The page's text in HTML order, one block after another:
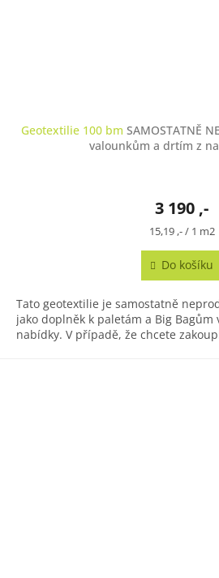
Geotextilie 100 bm SAMOSTATNĚ
valounkům a drtím z
3 190 ,-
Měrná
15,19 ,- / 1 m2
Do košíku
Tato geotextilie je samostatně
jako doplněk k paletám a Big
nabídky. V případě, že chcete